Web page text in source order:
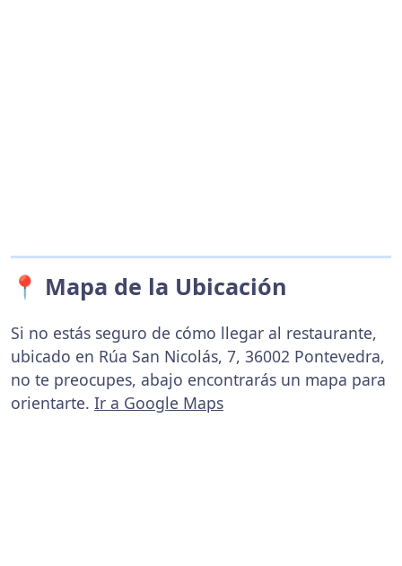
📍 Mapa de la Ubicación
Si no estás seguro de cómo llegar al restaurante,
ubicado en Rúa San Nicolás, 7, 36002 Pontevedra,
no te preocupes, abajo encontrarás un mapa para
orientarte. Ir a Google Maps